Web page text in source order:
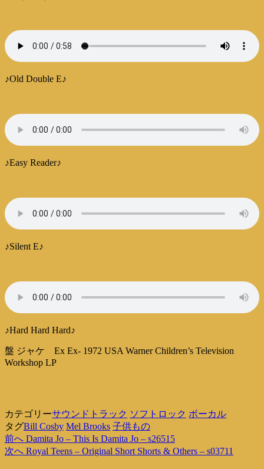
♪Old Double E♪
♪Easy Reader♪
♪Silent E♪
♪Hard Hard Hard♪
盤 ジャケ Ex Ex- 1972 USA Warner Children’s Television
Workshop LP
カテゴリーサウンドトラック ソフトロック ボーカル
タグBill Cosby Mel Brooks 子供もの
投
稿
過
去
前へ Damita Jo – This Is Damita Jo – s26515
次
次へ Royal Teens – Original Short Shorts & Others – s03711